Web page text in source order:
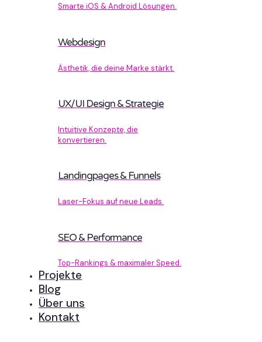
Smarte iOS & Android Lösungen.
Webdesign
Ästhetik, die deine Marke stärkt.
UX/UI Design & Strategie
Intuitive Konzepte, die
konvertieren.
Landingpages & Funnels
Laser-Fokus auf neue Leads.
SEO & Performance
Top-Rankings & maximaler Speed.
Projekte
Blog
Über uns
Kontakt